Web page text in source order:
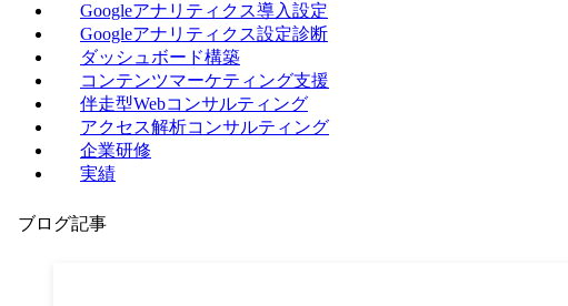
Googleアナリティクス導入設定
Googleアナリティクス設定診断
ダッシュボード構築
コンテンツマーケティング支援
伴走型Webコンサルティング
アクセス解析コンサルティング
企業研修
実績
ブログ記事